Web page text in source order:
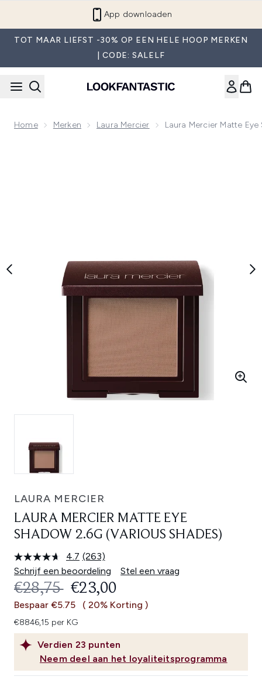
App downloaden
TOT MAAR LIEFST -30% OP EEN HELE HOOP MERKEN
| CODE: SALELF
Home Merken Laura Mercier Laura Mercier Matte
LAURA MERCIER
LAURA MERCIER MATTE EYE
SHADOW 2.6G (VARIOUS SHADES)
4.7 Lees
263
beoordelingen.
Dezelfde
paginalink.
(263)
Schrijf een beoordeling
Stel een vraag
Verdien 23 punten
Neem deel aan het loyaliteitsprogramma
RECOMMENDED RETAIL PRICE:
€28,75 HUIDIGE PRIJS:
€23,00
Bespaar €5.75 ( 20% Korting )
€8846,15 per KG